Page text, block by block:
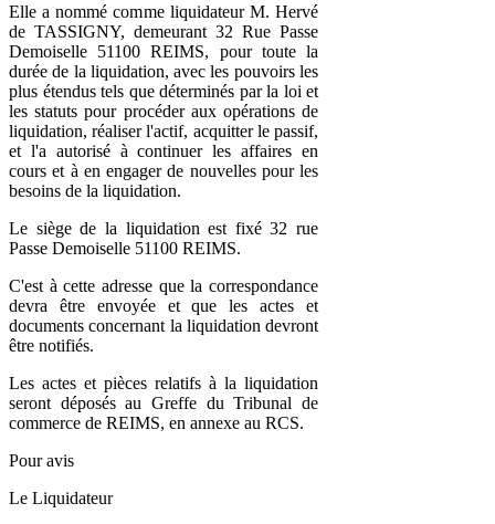
Elle a nommé comme liquidateur M. Hervé
de TASSIGNY, demeurant 32 Rue Passe
Demoiselle 51100 REIMS, pour toute la
durée de la liquidation, avec les pouvoirs les
plus étendus tels que déterminés par la loi et
les statuts pour procéder aux opérations de
liquidation, réaliser l'actif, acquitter le passif,
et l'a autorisé à continuer les affaires en
cours et à en engager de nouvelles pour les
besoins de la liquidation.
Le siège de la liquidation est fixé 32 rue
Passe Demoiselle 51100 REIMS.
C'est à cette adresse que la correspondance
devra être envoyée et que les actes et
documents concernant la liquidation devront
être notifiés.
Les actes et pièces relatifs à la liquidation
seront déposés au Greffe du Tribunal de
commerce de REIMS, en annexe au RCS.
Pour avis
Le Liquidateur